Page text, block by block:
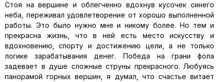
Стоя на вершине и облегченно вдохнув кусочек синего
неба, переживал удовлетворение от хорошо выполненной
работы. Это было нужно мне и никому более. Но тем и
прекрасна жизнь, что в ней есть место искусству и
вдохновению, спорту и достижению цели, а не только
логике зарабатывания денег. Победа на грани фола
задевает в душе сложные струны прекрасного. Любуясь
панорамой горных вершин, я думал, что счастье витает